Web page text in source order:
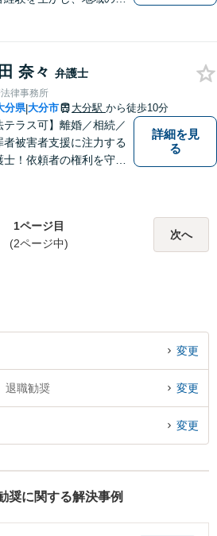
奈々 弁護士
律事務所
分県|大分市 大分駅 から徒歩10分
テラス可】離婚／相続／
者被害者支援に注力する
士！依頼者の権利を守
詳細を見
る
1ページ目
(2ページ中)
次へ
変更
退職勧奨 変更
変更
奨に関する解決事例